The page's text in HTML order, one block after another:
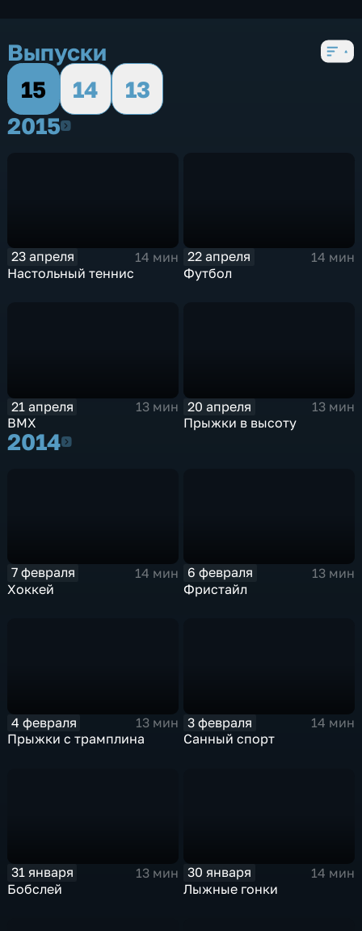
Выпуски
15
14
13
20152015
23 апреля
14 мин
Настольный теннис
22 апреля
14 мин
Футбол
21 апреля
13 мин
ВМХ
20 апреля
13 мин
Прыжки в высоту
20142014
7 февраля
14 мин
Хоккей
6 февраля
13 мин
Фристайл
4 февраля
13 мин
Прыжки с трамплина
3 февраля
14 мин
Санный спорт
31 января
13 мин
Бобслей
30 января
14 мин
Лыжные гонки